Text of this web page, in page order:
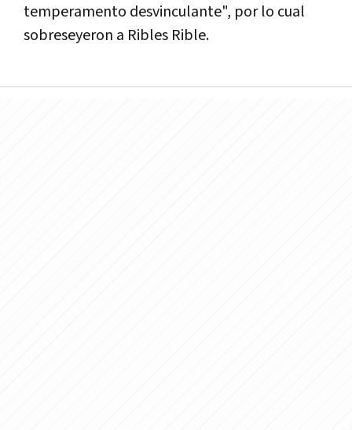
temperamento desvinculante", por lo cual
sobreseyeron a Ribles Rible.